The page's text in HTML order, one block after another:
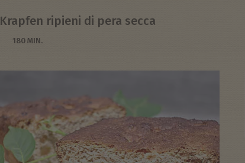
Krapfen ripieni di pera secca
180 MIN.